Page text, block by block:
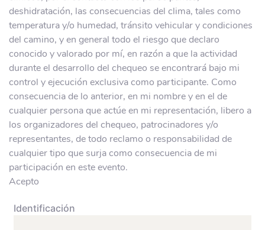
deshidratación, las consecuencias del clima, tales como
temperatura y/o humedad, tránsito vehicular y condiciones
del camino, y en general todo el riesgo que declaro
conocido y valorado por mí, en razón a que la actividad
durante el desarrollo del chequeo se encontrará bajo mi
control y ejecución exclusiva como participante. Como
consecuencia de lo anterior, en mi nombre y en el de
cualquier persona que actúe en mi representación, libero a
los organizadores del chequeo, patrocinadores y/o
representantes, de todo reclamo o responsabilidad de
cualquier tipo que surja como consecuencia de mi
participación en este evento.
Acepto
Identificación